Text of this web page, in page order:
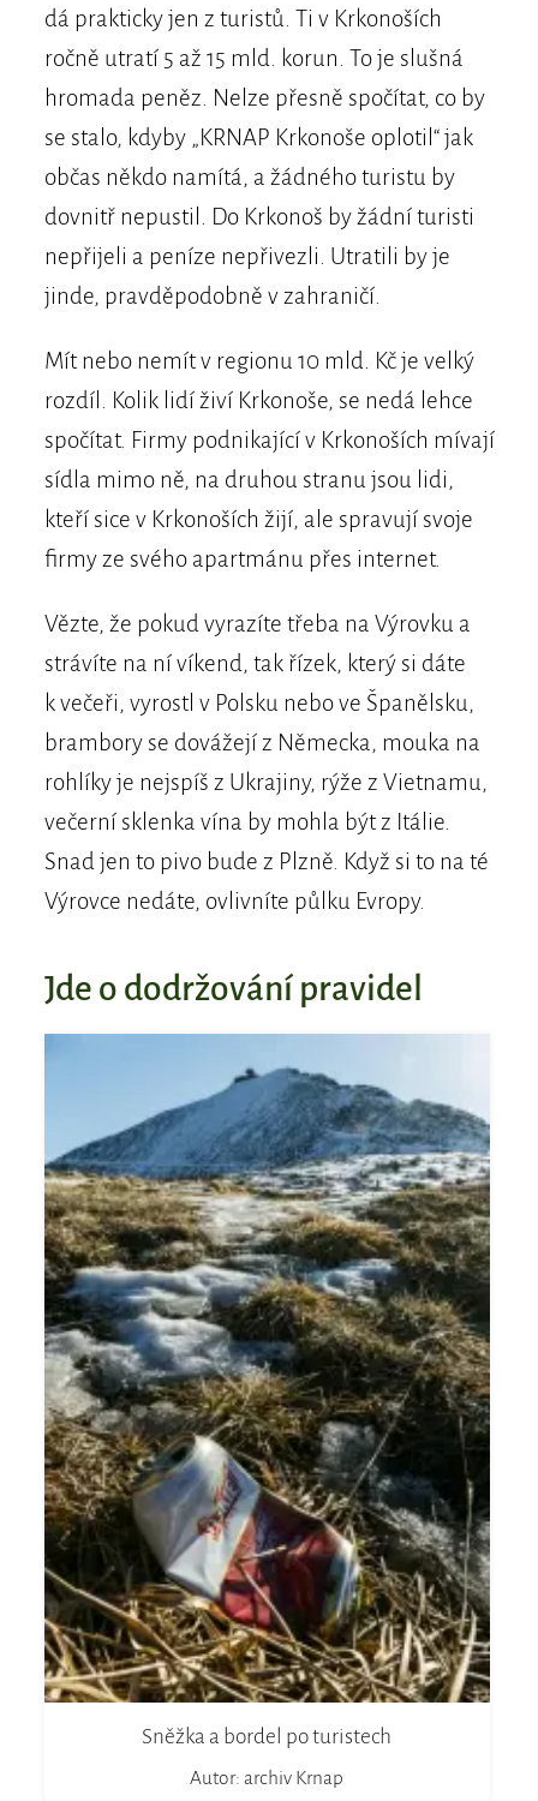
dá prakticky jen z turistů. Ti v Krkonoších
ročně utratí 5 až 15 mld. korun. To je slušná
hromada peněz. Nelze přesně spočítat, co by
se stalo, kdyby „KRNAP Krkonoše oplotil“ jak
občas někdo namítá, a žádného turistu by
dovnitř nepustil. Do Krkonoš by žádní turisti
nepřijeli a peníze nepřivezli. Utratili by je
jinde, pravděpodobně v zahraničí.
Mít nebo nemít v regionu 10 mld. Kč je velký
rozdíl. Kolik lidí živí Krkonoše, se nedá lehce
spočítat. Firmy podnikající v Krkonoších mívají
sídla mimo ně, na druhou stranu jsou lidi,
kteří sice v Krkonoších žijí, ale spravují svoje
firmy ze svého apartmánu přes internet.
Vězte, že pokud vyrazíte třeba na Výrovku a
strávíte na ní víkend, tak řízek, který si dáte
k večeři, vyrostl v Polsku nebo ve Španělsku,
brambory se dovážejí z Německa, mouka na
rohlíky je nejspíš z Ukrajiny, rýže z Vietnamu,
večerní sklenka vína by mohla být z Itálie.
Snad jen to pivo bude z Plzně. Když si to na té
Výrovce nedáte, ovlivníte půlku Evropy.
Jde o dodržování pravidel
Sněžka a bordel po turistech
Autor: archiv Krnap